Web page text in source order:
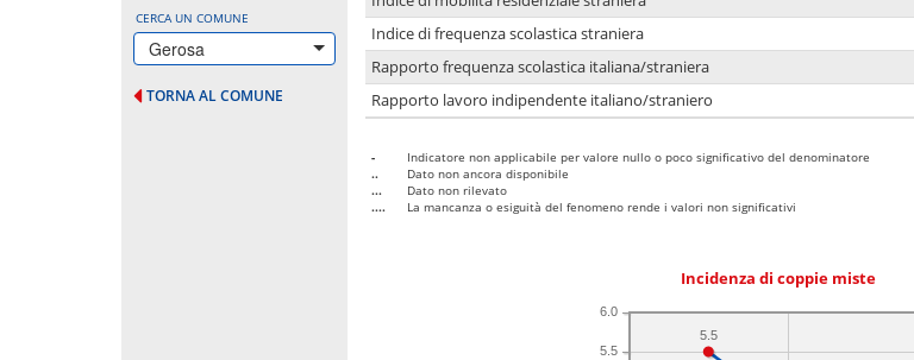
CERCA UN COMUNE
Gerosa
TORNA AL COMUNE
Indice di frequenza scolastica straniera
Rapporto frequenza scolastica italiana/straniera
Rapporto lavoro indipendente italiano/straniero
-
Indicatore non applicabile per valore nullo o poco significativo del denominatore
..
Dato non ancora disponibile
...
Dato non rilevato
....
La mancanza o esiguità del fenomeno rende i valori non significativi
Incidenza di coppie miste
5.5
6.0
5.5